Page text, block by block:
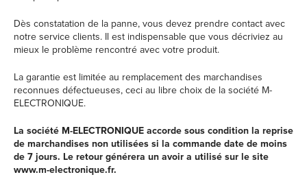
Dès constatation de la panne, vous devez prendre contact avec
notre service clients. Il est indispensable que vous décriviez au
mieux le problème rencontré avec votre produit.
La garantie est limitée au remplacement des marchandises
reconnues défectueuses, ceci au libre choix de la société M-
ELECTRONIQUE.
La société M-ELECTRONIQUE accorde sous condition la reprise
de marchandises non utilisées si la commande date de moins
de 7 jours. Le retour générera un avoir a utilisé sur le site
www.m-electronique.fr.